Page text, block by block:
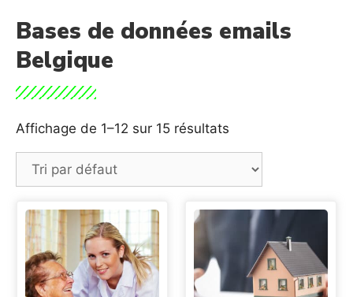
Bases de données emails
Belgique
Affichage de 1–12 sur 15 résultats